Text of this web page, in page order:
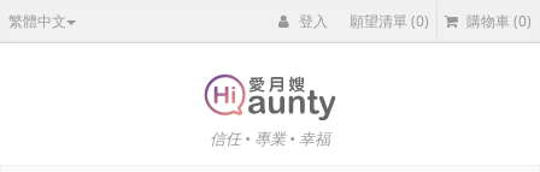
繁體中文 登入 願望清單(0) 購物車 (0)
信任 • 專業 • 幸福